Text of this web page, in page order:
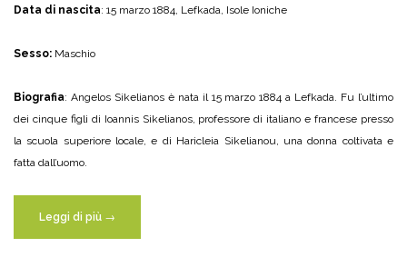
Data di nascita: 15 marzo 1884, Lefkada, Isole Ioniche
Sesso: Maschio
Biografia: Angelos Sikelianos è nata il 15 marzo 1884 a Lefkada. Fu l’ultimo
dei cinque figli di Ioannis Sikelianos, professore di italiano e francese presso
la scuola superiore locale, e di Haricleia Sikelianou, una donna coltivata e
fatta dall’uomo.
Leggi di più “Di
Angelos
→